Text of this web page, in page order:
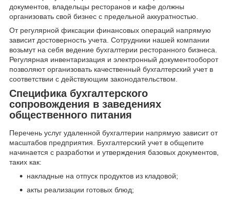
документов, владельцы ресторанов и кафе должны
организовать свой бизнес с предельной аккуратностью.
От регулярной фиксации финансовых операций напрямую
зависит достоверность учета. Сотрудники нашей компании
возьмут на себя ведение бухгалтерии ресторанного бизнеса.
Регулярная инвентаризация и электронный документооборот
позволяют организовать качественный бухгалтерский учет в
соответствии с действующим законодательством.
Специфика бухгалтерского
сопровождения в заведениях
общественного питания
Перечень услуг удаленной бухгалтерии напрямую зависит от
масштабов предприятия. Бухгалтерский учет в общепите
начинается с разработки и утверждения базовых документов,
таких как:
накладные на отпуск продуктов из кладовой;
акты реализации готовых блюд;